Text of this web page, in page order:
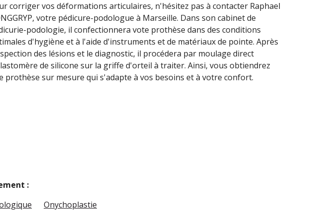
corriger vos déformations articulaires, n'hésitez pas à contacter Raphael
votre pédicure-podologue à Marseille. Dans son cabinet de
podologie, il confectionnera vote prothèse dans des conditions
d'hygiène et à l'aide d'instruments et de matériaux de pointe. Après
des lésions et le diagnostic, il procédera par moulage direct
de silicone sur la griffe d'orteil à traiter. Ainsi, vous obtiendrez
prothèse sur mesure qui s'adapte à vos besoins et à votre confort.
:
Onychoplastie